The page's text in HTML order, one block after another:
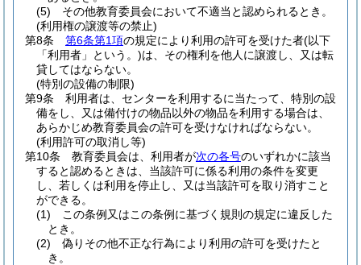
(5)
その他教育委員会において不適当と認められるとき。
(利用権の譲渡等の禁止)
第8条
第6条第1項の規定により利用の許可を受けた者(以下
「利用者」という。)は、その権利を他人に譲渡し、又は転
貸してはならない。
(特別の設備の制限)
第9条
利用者は、センターを利用するに当たって、特別の設
備をし、又は備付けの物品以外の物品を利用する場合は、
あらかじめ教育委員会の許可を受けなければならない。
(利用許可の取消し等)
第10条
教育委員会は、利用者が次の各号のいずれかに該当
すると認めるときは、当該許可に係る利用の条件を変更
し、若しくは利用を停止し、又は当該許可を取り消すこと
ができる。
(1)
この条例又はこの条例に基づく規則の規定に違反した
とき。
(2)
偽りその他不正な行為により利用の許可を受けたと
き。